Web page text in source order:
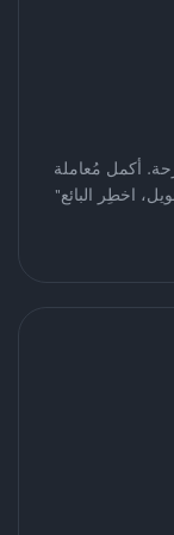
أكمل مُعاملة
اخطِر البائع"